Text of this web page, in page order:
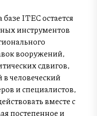
ITEC остается
инструментов
вооружений,
сдвигов,
в человеческий
и специалистов,
вместе с
постепенное и